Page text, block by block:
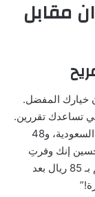
مقابل
خيارك المفضل.
تساعدك تقررين.
كمان، التوصيل عندهم سريع (من 3-8 أيام داخل السعودية، و48
إنك وفرتِ
كثير. مثلاً، وحدة كتبت في تقييم: “اشتريت الكريم بـ 85 ريال بعد